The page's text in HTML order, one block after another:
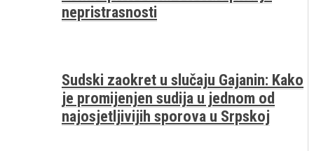
nepristrasnosti
Sudski zaokret u slučaju Gajanin: Kako
je promijenjen sudija u jednom od
najosjetljivijih sporova u Srpskoj